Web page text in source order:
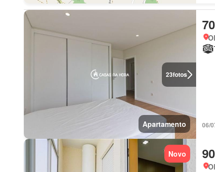
23fotos
Apartamento 06/
Novo